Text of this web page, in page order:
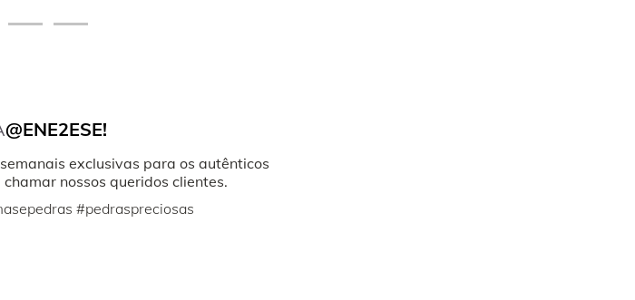
@ENE2ESE!
exclusivas para os autênticos
nossos queridos clientes.
#pedraspreciosas